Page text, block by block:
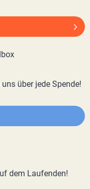
über jede Spende!
dem Laufenden!